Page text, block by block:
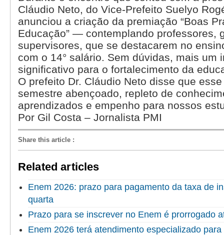
Cláudio Neto, do Vice-Prefeito Suelyo
anunciou a criação da premiação “Boas
Educação” — contemplando professores,
supervisores, que se destacarem no
com o 14° salário. Sem dúvidas, mais um
significativo para o fortalecimento da
O prefeito Dr. Cláudio Neto disse que
semestre abençoado, repleto de
aprendizados e empenho para nossos
Por Gil Costa – Jornalista PMI
Share this article :
Related articles
Enem 2026: prazo para pagamento da taxa de
quarta
Prazo para se inscrever no Enem é prorrogado
Enem 2026 terá atendimento especializado